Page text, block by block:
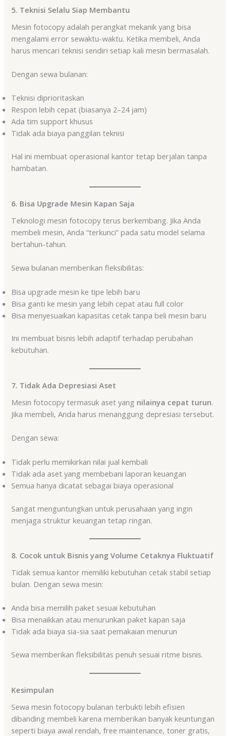
5. Teknisi Selalu Siap Membantu
Mesin fotocopy adalah perangkat mekanik yang bisa
mengalami error sewaktu-waktu. Ketika membeli, Anda
harus mencari teknisi sendiri setiap kali mesin bermasalah.
Dengan sewa bulanan:
Teknisi diprioritaskan
Respon lebih cepat (biasanya 2–24 jam)
Ada tim support khusus
Tidak ada biaya panggilan teknisi
Hal ini membuat operasional kantor tetap berjalan tanpa
hambatan.
6. Bisa Upgrade Mesin Kapan Saja
Teknologi mesin fotocopy terus berkembang. Jika Anda
membeli mesin, Anda “terkunci” pada satu model selama
bertahun-tahun.
Sewa bulanan memberikan fleksibilitas:
Bisa upgrade mesin ke tipe lebih baru
Bisa ganti ke mesin yang lebih cepat atau full color
Bisa menyesuaikan kapasitas cetak tanpa beli mesin baru
Ini membuat bisnis lebih adaptif terhadap perubahan
kebutuhan.
7. Tidak Ada Depresiasi Aset
Mesin fotocopy termasuk aset yang nilainya cepat turun.
Jika membeli, Anda harus menanggung depresiasi tersebut.
Dengan sewa:
Tidak perlu memikirkan nilai jual kembali
Tidak ada aset yang membebani laporan keuangan
Semua hanya dicatat sebagai biaya operasional
Sangat menguntungkan untuk perusahaan yang ingin
menjaga struktur keuangan tetap ringan.
8. Cocok untuk Bisnis yang Volume Cetaknya Fluktuatif
Tidak semua kantor memiliki kebutuhan cetak stabil setiap
bulan. Dengan sewa mesin:
Anda bisa memilih paket sesuai kebutuhan
Bisa menaikkan atau menurunkan paket kapan saja
Tidak ada biaya sia-sia saat pemakaian menurun
Sewa memberikan fleksibilitas penuh sesuai ritme bisnis.
Kesimpulan
Sewa mesin fotocopy bulanan terbukti lebih efisien
dibanding membeli karena memberikan banyak keuntungan
seperti biaya awal rendah, free maintenance, toner gratis,